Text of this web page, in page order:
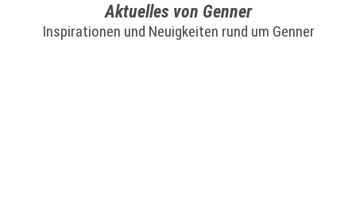
Aktuelles von Genner
Inspirationen und Neuigkeiten rund um Genner